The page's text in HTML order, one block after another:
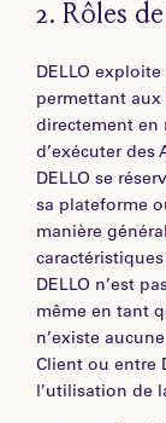
2. Rôles
DELLO
permettant aux
directement en
d’exécuter des
DELLO se
sa plateforme
manière
DELLO n’est
même en tant
n’existe
Client ou entre
l’utilisation de